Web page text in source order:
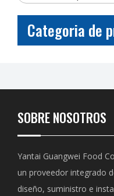
Categoria de
SOBRE NOSOTROS
Yantai Guangwei Food
un proveedor integrado
diseño, suministro e